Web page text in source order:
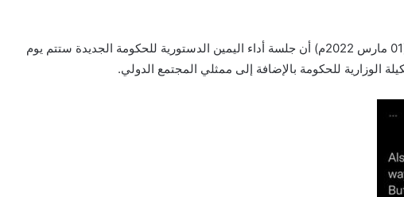
وقال رئيس المركز الإعلامي للنواب الثلاثاء (01 مارس 2022م) أن جلسة أداء اليمين الدستورية للحكومة الجديدة ستتم يوم
الوزارية للحكومة بالإضافة إلى ممثلي المجتمع الدولي.